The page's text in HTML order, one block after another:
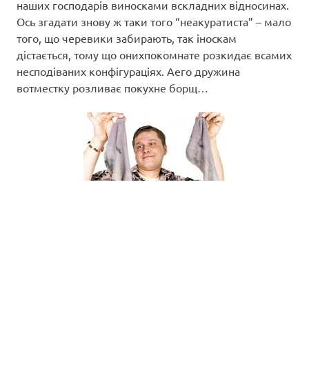
наших господарів виносками вскладних відносинах.
Ось згадати знову ж таки того “неакуратиста” – мало
того, що черевики забирають, так іноскам
дістається, тому що онихпокомнате розкидає всамих
несподіваних конфігураціях. Аего дружина
вотместку розливає покухне борщ…